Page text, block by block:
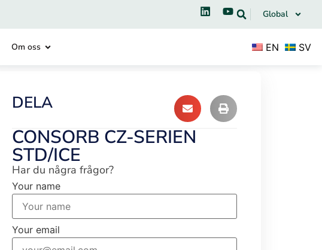
Global
Om oss EN SV
DELA
CONSORB CZ-SERIEN
STD/ICE
Har du några frågor?
Your name
Your email